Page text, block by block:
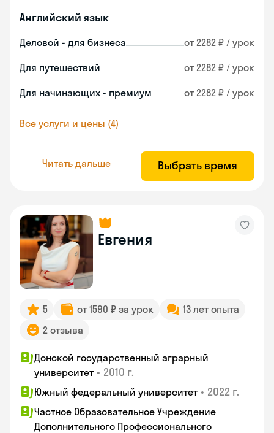
Английский язык
Деловой - для бизнеса от 2282 ₽ / урок
Для путешествий от 2282 ₽ / урок
Для начинающих - премиум от 2282 ₽ / урок
Все услуги и цены (4)
Читать дальше Выбрать время
Евгения
5 от 1590 ₽ за урок
13 лет опыта
2 отзыва
Донской государственный аграрный
университет • 2010 г.
Южный федеральный университет • 2022 г.
Частное Образовательное Учреждение
Дополнительного Профессионального